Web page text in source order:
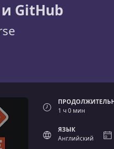
GitHub
1 ч 0 мин
ЯЗЫК
Английский